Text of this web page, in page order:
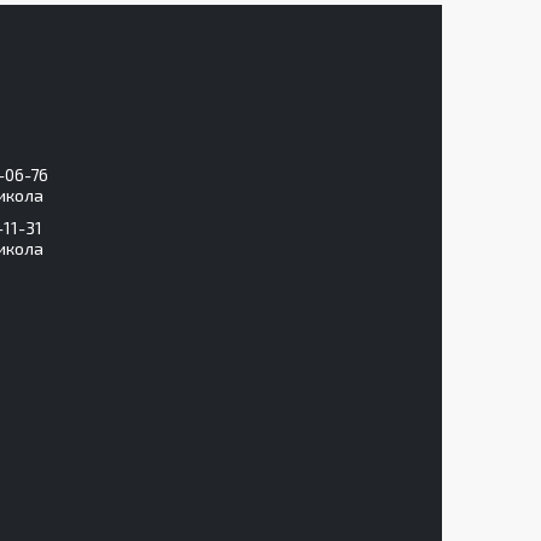
76
31